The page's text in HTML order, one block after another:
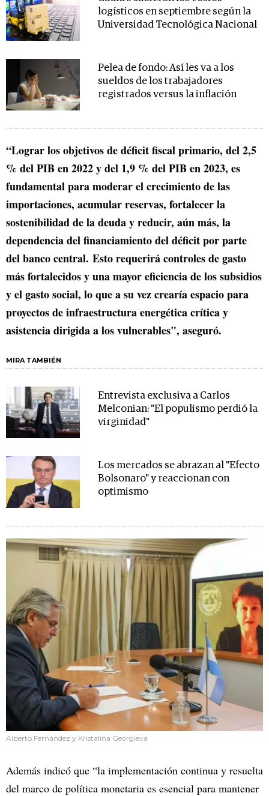
logísticos en septiembre según la
Universidad Tecnológica Nacional
Pelea de fondo: Así les va a los
sueldos de los trabajadores
registrados versus la inflación
“Lograr los objetivos de déficit fiscal primario, del 2,5
% del PIB en 2022 y del 1,9 % del PIB en 2023, es
fundamental para moderar el crecimiento de las
importaciones, acumular reservas, fortalecer la
sostenibilidad de la deuda y reducir, aún más, la
dependencia del financiamiento del déficit por parte
del banco central. Esto requerirá controles de gasto
más fortalecidos y una mayor eficiencia de los subsidios
y el gasto social, lo que a su vez crearía espacio para
proyectos de infraestructura energética crítica y
asistencia dirigida a los vulnerables", aseguró.
MIRA TAMBIÉN
Entrevista exclusiva a Carlos
Melconian: "El populismo perdió la
virginidad"
Los mercados se abrazan al "Efecto
Bolsonaro" y reaccionan con
optimismo
Alberto Fernández y Kristalina Georgieva
Además indicó que “la implementación continua y resuelta
del marco de política monetaria es esencial para mantener